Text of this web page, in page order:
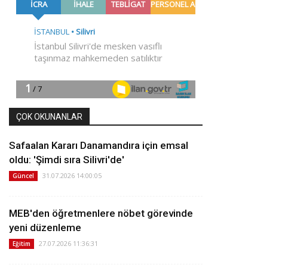
ÇOK OKUNANLAR
Safaalan Kararı Danamandıra için emsal
oldu: 'Şimdi sıra Silivri'de'
Güncel 31.07.2026 14:00:05
MEB'den öğretmenlere nöbet görevinde
yeni düzenleme
Eğitim 27.07.2026 11:36:31